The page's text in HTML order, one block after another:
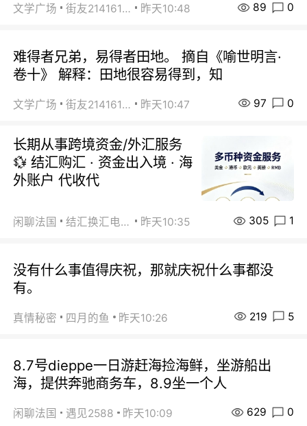
文学广场 街友21416156 昨天10:48 89 0
难得者兄弟，易得者田地。 摘自《喻世明言·
卷十》 解释：田地很容易得到，知
文学广场 街友21416156 昨天10:47 97 0
长期从事跨境资金/外汇服务
💱 结汇购汇 · 资金出入境 · 海
外账户 代收代
闲聊法国 结汇换汇电汇 昨天10:35 305 1
没有什么事值得庆祝，那就庆祝什么事都没
有。
真情秘密 四月的鱼 昨天10:26 219 5
8.7号dieppe一日游赶海捡海鲜，坐游船出
海，提供奔驰商务车，8.9坐一个人
闲聊法国 遇见2588 昨天10:09 629 0